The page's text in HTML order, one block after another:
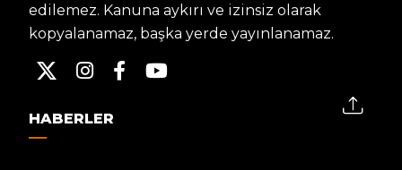
edilemez. Kanuna aykırı ve izinsiz olarak
kopyalanamaz, başka yerde yayınlanamaz.
HABERLER